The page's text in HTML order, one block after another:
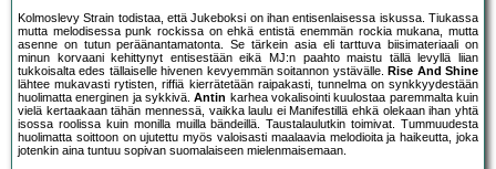
Kolmoslevy Strain todistaa, että Jukeboksi on ihan entisenlaisessa iskussa. Tiukassa
mutta melodisessa punk rockissa on ehkä entistä enemmän rockia mukana, mutta
asenne on tutun peräänantamatonta. Se tärkein asia eli tarttuva biisimateriaali on
minun korvaani kehittynyt entisestään eikä MJ:n paahto maistu tällä levyllä liian
tukkoisalta edes tällaiselle hivenen kevyemmän soitannon ystävälle. Rise And Shine
lähtee mukavasti rytisten, riffiä kierrätetään raipakasti, tunnelma on synkkyydestään
huolimatta energinen ja sykkivä.Antin karhea vokalisointi kuulostaa paremmalta kuin
vielä kertaakaan tähän mennessä, vaikka laulu ei Manifestillä ehkä olekaan ihan yhtä
isossa roolissa kuin monilla muilla bändeillä. Taustalaulutkin toimivat. Tummuudesta
huolimatta soittoon on ujutettu myös valoisasti maalaavia melodioita ja haikeutta, joka
jotenkin aina tuntuu sopivan suomalaiseen mielenmaisemaan.